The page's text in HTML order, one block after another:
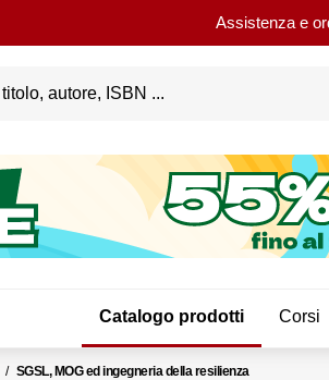
Assistenza e
Catalogo prodotti Corsi
SGSL, MOG ed ingegneria della resilienza